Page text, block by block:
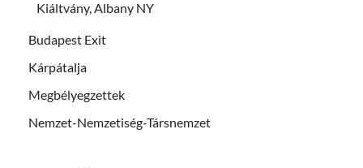
Kiáltvány, Albany NY
Budapest Exit
Kárpátalja
Megbélyegzettek
Nemzet-Nemzetiség-Társnemzet